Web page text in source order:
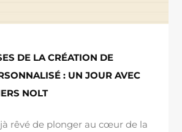
DE LA CRÉATION DE
: UN JOUR AVEC
NOLT
rêvé de plonger au cœur de la